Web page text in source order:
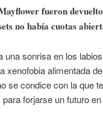
fueron
no había cuotas
una sonrisa en los
xenofobia alimentada
se condice con la que
forjarse un futuro